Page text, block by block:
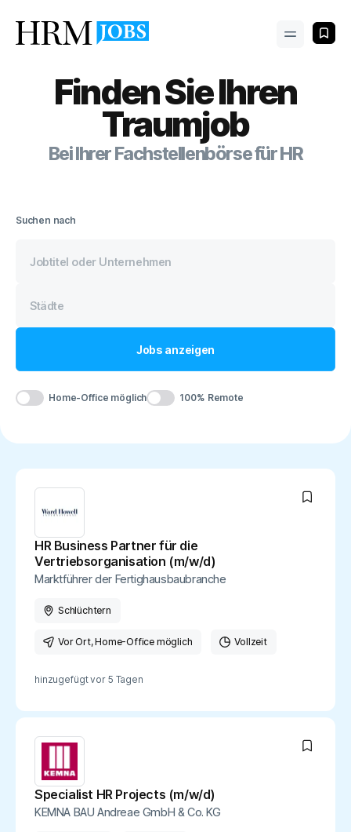
Finden Sie Ihren
Traumjob
Bei Ihrer Fachstellenbörse für HR
Suchen nach
Jobs anzeigen
Home-Office möglich 100% Remote
HR Business Partner für die
Vertriebsorganisation (m/w/d)
Marktführer der Fertighausbaubranche
Schlüchtern
Vor Ort, Home-Office möglich Vollzeit
hinzugefügt vor 5 Tagen
Specialist HR Projects (m/w/d)
KEMNA BAU Andreae GmbH & Co. KG